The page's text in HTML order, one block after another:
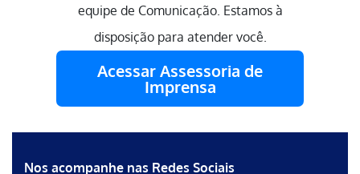
equipe de Comunicação. Estamos à
disposição para atender você.
Acessar Assessoria de
Imprensa
Nos acompanhe nas Redes Sociais